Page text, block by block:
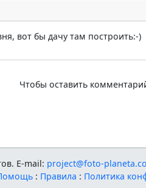
вот бы дачу там построить:-)
Чтобы оставить
E-mail: project@foto-
: Правила : Политика